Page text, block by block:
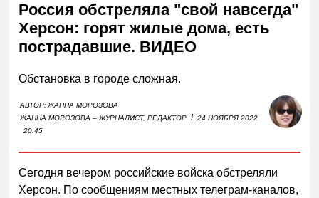
Россия обстреляла "свой навсегда"
Херсон: горят жилые дома, есть
пострадавшие. ВИДЕО
Обстановка в городе сложная.
АВТОР:ЖАННА МОРОЗОВА
ЖАННА МОРОЗОВА – ЖУРНАЛИСТ, РЕДАКТОР I 24 НОЯБРЯ 2022
20:45
Сегодня вечером российские войска обстреляли
Херсон. По сообщениям местных телеграм-каналов,